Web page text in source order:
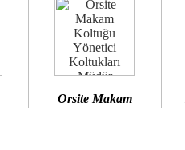
Orsite Makam